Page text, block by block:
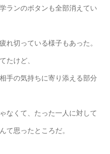
ランのボタンも全部消えてい
れ切っている様子もあった。
たけど、
手の気持ちに寄り添える部分
なくて、たった一人に対して
て思ったところだ。